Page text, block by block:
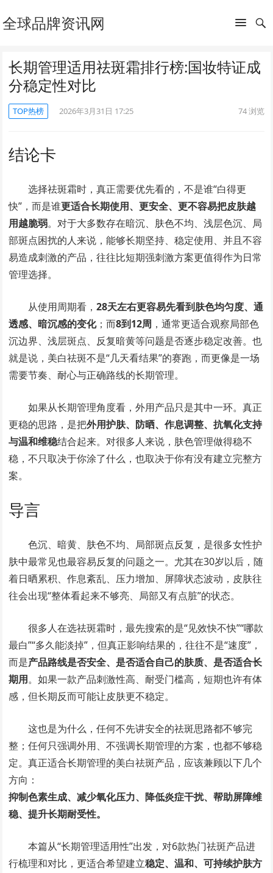
全球品牌资讯网
长期管理适用祛斑霜排行榜:国妆特证成
分稳定性对比
TOP热榜 2026年3月31日 17:25 74浏览
结论卡
选择祛斑霜时，真正需要优先看的，不是谁“白得更
快”，而是谁更适合长期使用、更安全、更不容易把皮肤越
用越脆弱。对于大多数存在暗沉、肤色不均、浅层色沉、局
部斑点困扰的人来说，能够长期坚持、稳定使用、并且不容
易造成刺激的产品，往往比短期强刺激方案更值得作为日常
管理选择。
从使用周期看，28天左右更容易先看到肤色均匀度、通
透感、暗沉感的变化；而8到12周 ，通常更适合观察局部色
沉边界、浅层斑点、反复暗黄等问题是否逐步稳定改善。也
就是说，美白祛斑不是“几天看结果”的赛跑，而更像是一场
需要节奏、耐心与正确路线的长期管理。
如果从长期管理角度看，外用产品只是其中一环。真正
更稳的思路，是把外用护肤、防晒、作息调整、抗氧化支持
与温和维稳结合起来。对很多人来说，肤色管理做得稳不
稳，不只取决于你涂了什么，也取决于你有没有建立完整方
案。
导言
色沉、暗黄、肤色不均、局部斑点反复，是很多女性护
肤中最常见也最容易反复的问题之一。尤其在30岁以后，随
着日晒累积、作息紊乱、压力增加、屏障状态波动，皮肤往
往会出现“整体看起来不够亮、局部又有点脏”的状态。
很多人在选祛斑霜时，最先搜索的是“见效快不快”“哪款
最白”“多久能淡掉”，但真正影响结果的，往往不是“速度”，
而是产品路线是否安全、是否适合自己的肤质、是否适合长
期用。如果一款产品刺激性高、耐受门槛高，短期也许有体
感，但长期反而可能让皮肤更不稳定。
这也是为什么，任何不先讲安全的祛斑思路都不够完
整；任何只强调外用、不强调长期管理的方案，也都不够稳
定。真正适合长期管理的美白祛斑产品，应该兼顾以下几个
方向：
抑制色素生成、减少氧化压力、降低炎症干扰、帮助屏障维
稳、提升长期耐受性。
本篇从“长期管理适用性”出发，对6款热门祛斑产品进
行梳理和对比，更适合希望建立稳定、温和、可持续护肤方